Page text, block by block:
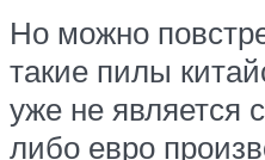
Но можно
такие пилы
уже не является
либо евро